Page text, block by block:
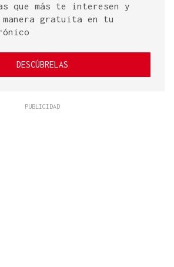
que más te interesen y
gratuita en tu
DESCÚBRELAS